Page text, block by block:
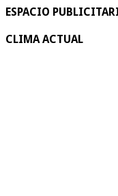
ESPACIO
CLIMA ACTUAL